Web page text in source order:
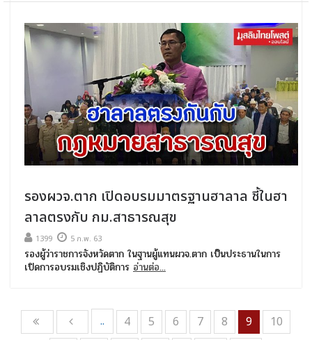
รองผวจ.ตาก เปิดอบรมมาตรฐานฮาลาล ชี้ในฮา
ลาลตรงกับ กม.สาธารณสุข
1399 5 ก.พ. 63
รองผู้ว่าราชการจังหวัดตาก ในฐานผู้แทนผวจ.ตาก เป็นประธานในการ
เปิดการอบรมเชิงปฏิบัติการ อ่านต่อ...
.. 4 5 6 7 8 9
10